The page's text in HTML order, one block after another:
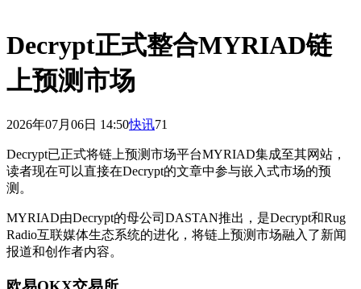
Decrypt正式整合MYRIAD链
上预测市场
2026年07月06日 14:50快讯71
Decrypt已正式将链上预测市场平台MYRIAD集成至其网站，
读者现在可以直接在Decrypt的文章中参与嵌入式市场的预
测。
MYRIAD由Decrypt的母公司DASTAN推出，是Decrypt和Rug
Radio互联媒体生态系统的进化，将链上预测市场融入了新闻
报道和创作者内容。